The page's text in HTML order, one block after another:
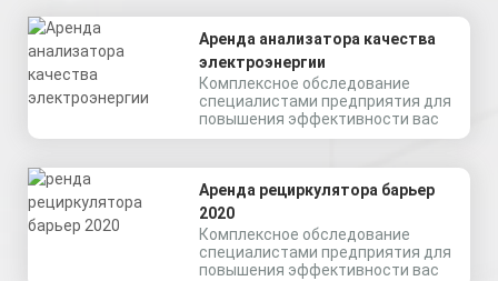
Аренда анализатора качества
электроэнергии
Комплексное обследование
специалистами предприятия для
повышения эффективности вас
Аренда рециркулятора барьер
2020
Комплексное обследование
специалистами предприятия для
повышения эффективности вас